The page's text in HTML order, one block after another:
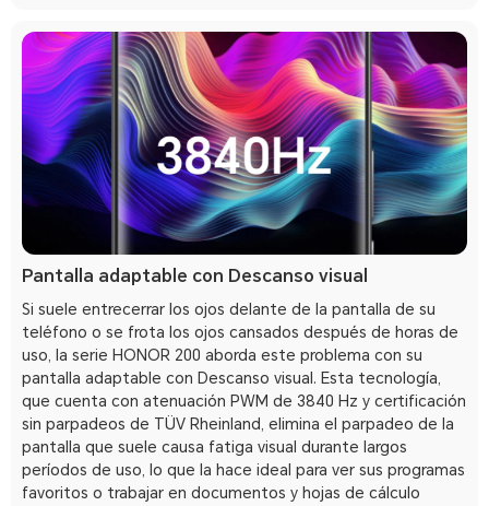
Pantalla adaptable con Descanso visual
Si suele entrecerrar los ojos delante de la pantalla de su
teléfono o se frota los ojos cansados después de horas de
uso, la serie HONOR 200 aborda este problema con su
pantalla adaptable con Descanso visual. Esta tecnología,
que cuenta con atenuación PWM de 3840 Hz y certificación
sin parpadeos de TÜV Rheinland, elimina el parpadeo de la
pantalla que suele causa fatiga visual durante largos
períodos de uso, lo que la hace ideal para ver sus programas
favoritos o trabajar en documentos y hojas de cálculo